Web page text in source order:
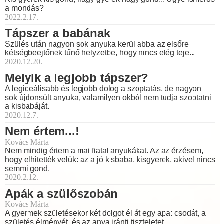
a mondás?
2022.2.17.
Tápszer a babának
Szülés után nagyon sok anyuka kerül abba az elsőre
kétségbeejtőnek tűnő helyzetbe, hogy nincs elég teje...
2020.12.20.
Melyik a legjobb tápszer?
A legideálisabb és legjobb dolog a szoptatás, de nagyon
sok újdonsült anyuka, valamilyen okból nem tudja szoptatni
a kisbabáját.
2020.12.7.
Nem értem...!
Kovács Márta
Nem mindig értem a mai fiatal anyukákat. Az az érzésem,
hogy elhitették velük: az a jó kisbaba, kisgyerek, akivel nincs
semmi gond.
2020.2.12.
Apák a szülőszobán
Kovács Márta
A gyermek születésekor két dolgot él át egy apa: csodát, a
születés élményét, és az anya iránti tiszteletet.